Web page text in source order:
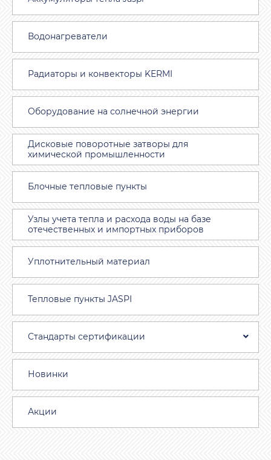
Водонагреватели
Радиаторы и конвекторы KERMI
Оборудование на солнечной энергии
Дисковые поворотные затворы для
химической промышленности
Блочные тепловые пункты
Узлы учета тепла и расхода воды на базе
отечественных и импортных приборов
Уплотнительный материал
Тепловые пункты JASPI
Стандарты сертификации
Новинки
Акции